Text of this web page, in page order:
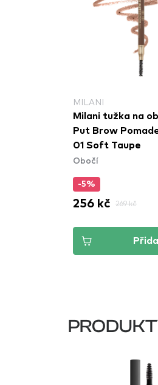
MILANI
Milani tužka na
Put Brow
01 Soft Taupe
Obočí
-5%
256 kč 269 kč